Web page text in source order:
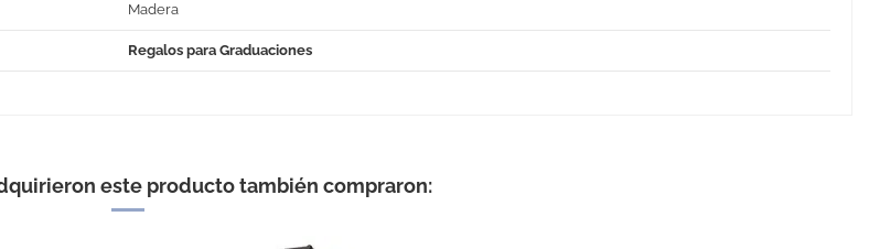
Madera
Regalos para Graduaciones
este producto también compraron: